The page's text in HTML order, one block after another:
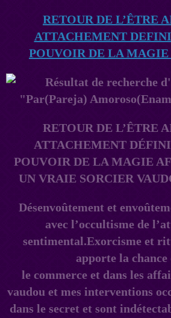
RETOUR DE L’ÊTRE
ATTACHEMENT
POUVOIR DE LA
RETOUR DE L’ÊTRE
ATTACHEMENT
POUVOIR DE LA MAGIE
UN VRAIE SORCIER
Désenvoûtement et
avec l’occultisme de
sentimental.Exorcisme et
apporte la chance
le commerce et dans les
vaudou et mes interventions
dans le secret et sont